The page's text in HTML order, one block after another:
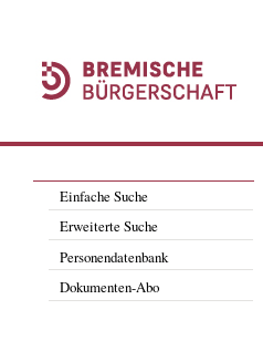
Einfache Suche
Erweiterte Suche
Personendatenbank
Dokumenten-Abo